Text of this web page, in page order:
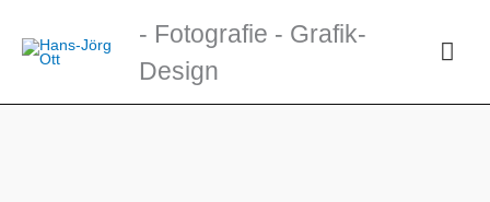
Inhalt
springen
- Fotografie - Grafik-
Design